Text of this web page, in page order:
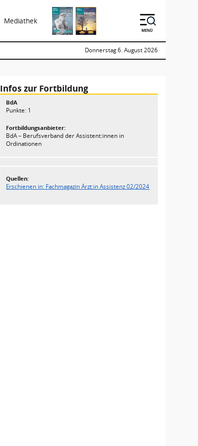
Mediathek
MENÜ
Donnerstag 6. August 2026
Infos zur Fortbildung
BdA
Punkte: 1
Fortbildungsanbieter:
BdA – Berufsverband der Assistent:innen in
Ordinationen
Quellen:
Erschienen in: Fachmagazin Ärzt:in Assistenz 02/2024